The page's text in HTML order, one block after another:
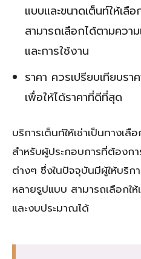
แบบและขนาดเต็นท์ให้เลื
สามารถเลือกได้ตามควา
และการใช้งาน
ราคา ควรเปรียบเทียบรา
เพื่อให้ได้ราคาที่ดีที่สุด
บริการเต็นท์ให้เช่าเป็นทางเ
สำหรับผู้ประกอบการที่ต้องก
ต่างๆ ซึ่งในปัจจุบันมีผู้ให้บริก
หลายรูปแบบ สามารถเลือกใ
และงบประมาณได้